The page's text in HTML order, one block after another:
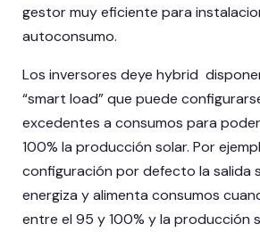
gestor muy eficiente para
autoconsumo.
Los inversores deye hybrid
“smart load” que puede
excedentes a consumos para
100% la producción solar. Por
configuración por defecto la salida
energiza y alimenta consumos
entre el 95 y 100% y la producción